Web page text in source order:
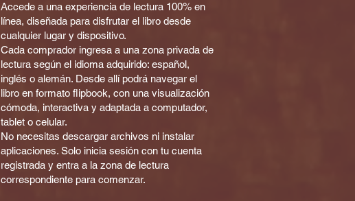
Accede a una experiencia de lectura 100% en
línea, diseñada para disfrutar el libro desde
cualquier lugar y dispositivo.
Cada comprador ingresa a una zona privada de
lectura según el idioma adquirido: español,
inglés o alemán. Desde allí podrá navegar el
libro en formato flipbook, con una visualización
cómoda, interactiva y adaptada a computador,
tablet o celular.
No necesitas descargar archivos ni instalar
aplicaciones. Solo inicia sesión con tu cuenta
registrada y entra a la zona de lectura
correspondiente para comenzar.